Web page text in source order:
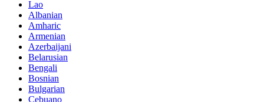
Lao
Albanian
Amharic
Armenian
Azerbaijani
Belarusian
Bengali
Bosnian
Bulgarian
Cebuano